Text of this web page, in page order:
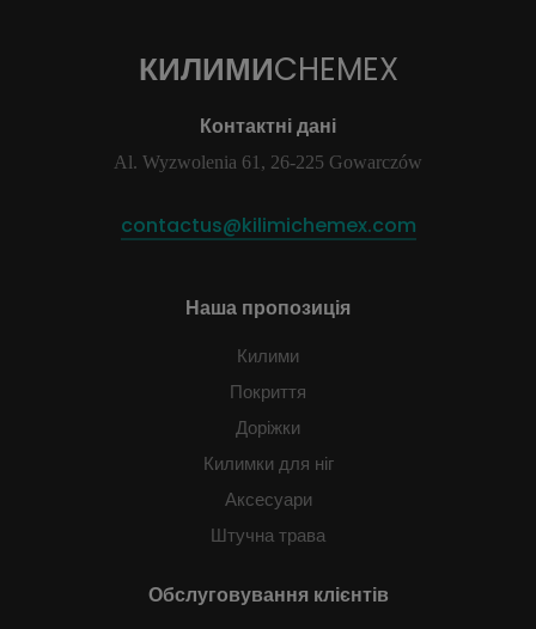
КИЛИМИCHEMEX
Контактні дані
Al. Wyzwolenia 61, 26-225 Gowarczów
contactus@kilimichemex.com
Наша пропозиція
Килими
Покриття
Доріжки
Килимки для ніг
Аксесуари
Штучна трава
Обслуговування клієнтів